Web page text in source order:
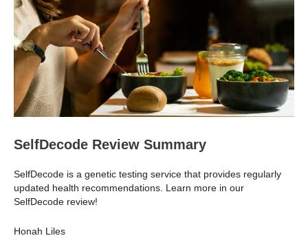
SelfDecode Review Summary
SelfDecode is a genetic testing service that provides regularly
updated health recommendations. Learn more in our
SelfDecode review!
Honah Liles